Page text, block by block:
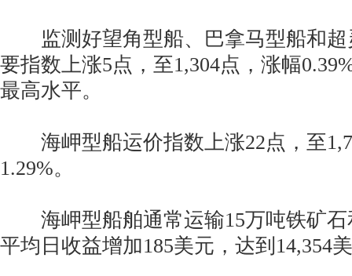
监测好望角型船、巴拿马型船和超
要指数上涨5点，至1,304点，涨幅
最高水平。
海岬型船运价指数上涨22点，至
1.29%。
海岬型船舶通常运输15万吨铁矿石
平均日收益增加185美元，达到14,354